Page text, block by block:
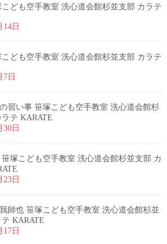
ども空手教室 洗心道会館杉並支部 カラテ
14日
ども空手教室 洗心道会館杉並支部 カラテ
7日
習い事 笹塚こども空手教室 洗心道会館杉
テ KARATE
30日
笹塚こども空手教室 洗心道会館杉並支部 カ
23日
師也 笹塚こども空手教室 洗心道会館杉並
KARATE
17日